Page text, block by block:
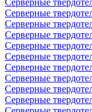
Cерверные
Cерверные
Cерверные
Серверные
Серверные
Cерверные
Cерверные
Cерверные
Cерверные
Cерверные